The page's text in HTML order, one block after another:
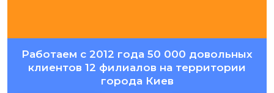
Работаем с 2012 года 50 000 довольных
клиентов 12 филиалов на территории
города Киев